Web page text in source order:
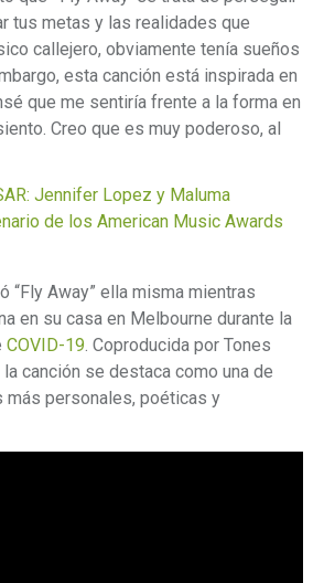
tus metas y las realidades que
callejero, obviamente tenía sueños
esta canción está inspirada en
que me sentiría frente a la forma en
Creo que es muy poderoso, al
Jennifer Lopez y Maluma
de los American Music Awards
“Fly Away” ella misma mientras
en su casa en Melbourne durante la
COVID-19 . Coproducida por Tones
la canción se destaca como una de
personales, poéticas y